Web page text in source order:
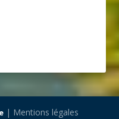
| Mentions légales